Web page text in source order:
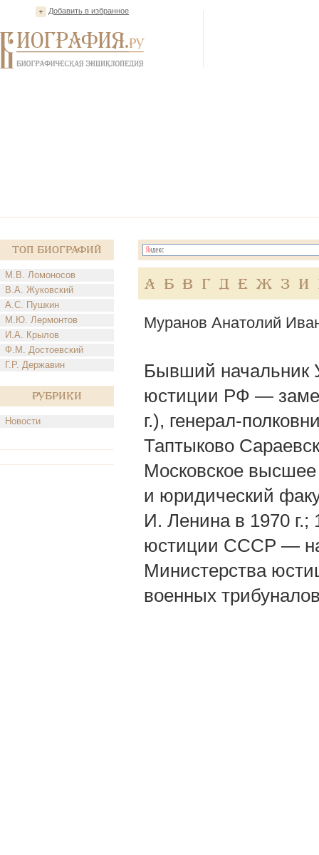
Добавить в избранное
Топ Биографий
М.В. Ломоносов
В.А. Жуковский
А.С. Пушкин
М.Ю. Лермонтов
И.А. Крылов
Ф.М. Достоевский
Г.Р. Державин
Рубрики
Новости
А Б В Г Д Е Ж З И
Муранов Анатолий
Бывший начальник
юстиции РФ —
г.), генерал-
Таптыково
Московское
и юридический
И. Ленина в 1970
юстиции СССР —
Министерства
военных